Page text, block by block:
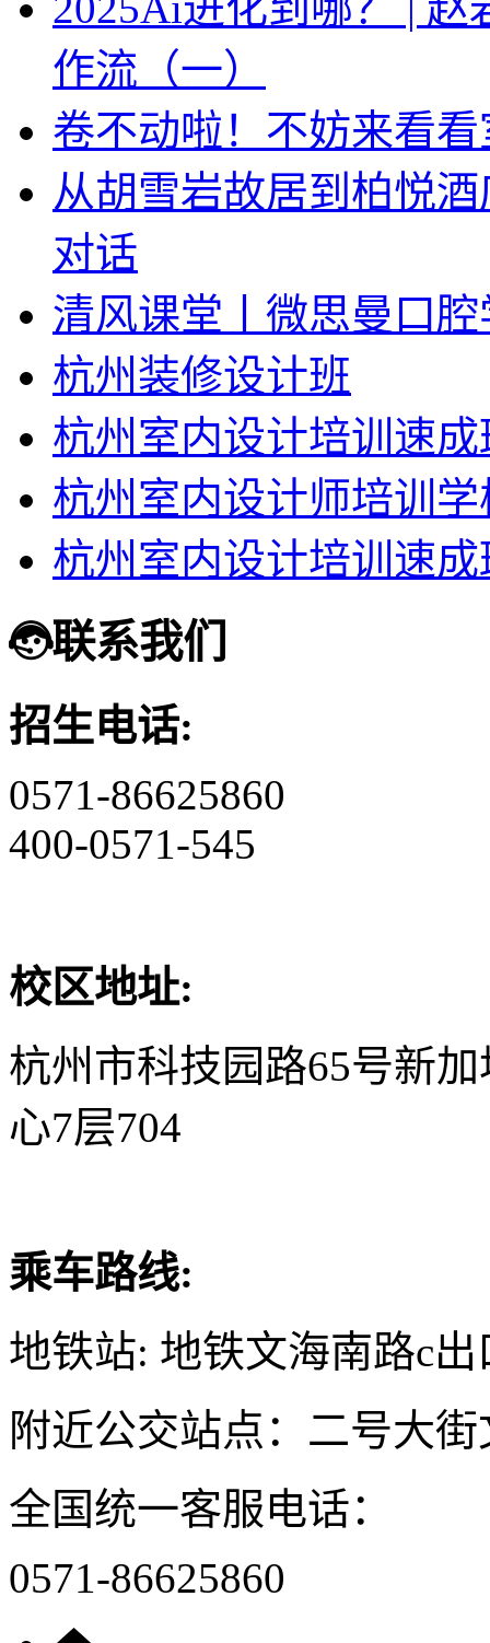
作流（一）
卷不动啦！不妨来看
从胡雪岩故居到柏悦
对话
清风课堂丨微思曼口
杭州装修设计班
杭州室内设计培训速成
杭州室内设计师培训
杭州室内设计培训速成
联系我们
招生电话:
0571-86625860
400-0571-545
校区地址:
杭州市科技园路65号新
心7层704
乘车路线:
地铁站: 地铁文海南路c出
附近公交站点：二号大
全国统一客服电话：
0571-86625860